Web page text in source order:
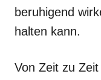
beruhigend
halten kann.
Von Zeit zu